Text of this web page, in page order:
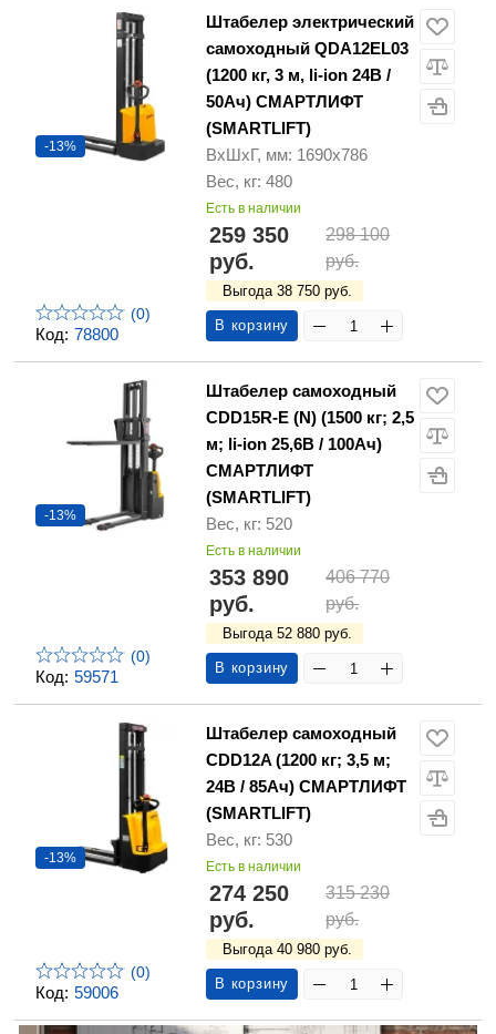
Код: 78800
-13%
(0)
Штабелер электрический
самоходный QDA12EL03
(1200 кг, 3 м, li-ion 24В /
50Ач) СМАРТЛИФТ
(SMARTLIFT)
ВхШхГ, мм: 1690х786
Вес, кг: 480
Есть в наличии
259 350
руб.
298 100
руб.
Выгода 38 750 руб.
В корзину
Код: 59571
-13%
(0)
Штабелер самоходный
CDD15R-E (N) (1500 кг; 2,5
м; li-ion 25,6В / 100Ач)
СМАРТЛИФТ
(SMARTLIFT)
Вес, кг: 520
Есть в наличии
353 890
руб.
406 770
руб.
Выгода 52 880 руб.
В корзину
Код: 59006
-13%
(0)
Штабелер самоходный
CDD12A (1200 кг; 3,5 м;
24В / 85Ач) СМАРТЛИФТ
(SMARTLIFT)
Вес, кг: 530
Есть в наличии
274 250
руб.
315 230
руб.
Выгода 40 980 руб.
В корзину